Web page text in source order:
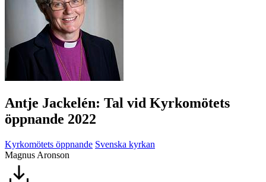
Antje Jackelén: Tal vid Kyrkomötets
öppnande 2022
Kyrkomötets öppnande Svenska kyrkan
Magnus Aronson